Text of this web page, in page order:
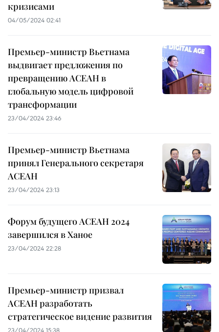
кризисами
04/05/2024 02:41
Премьер-министр Вьетнама
выдвигает предложения по
превращению АСЕАН в
глобальную модель цифровой
трансформации
23/04/2024 23:46
Премьер-министр Вьетнама
принял Генерального секретаря
АСЕАН
23/04/2024 23:13
Форум будущего АСЕАН 2024
завершился в Ханое
23/04/2024 22:28
Премьер-министр призвал
АСЕАН разработать
стратегическое видение развития
23/04/2024 15:38